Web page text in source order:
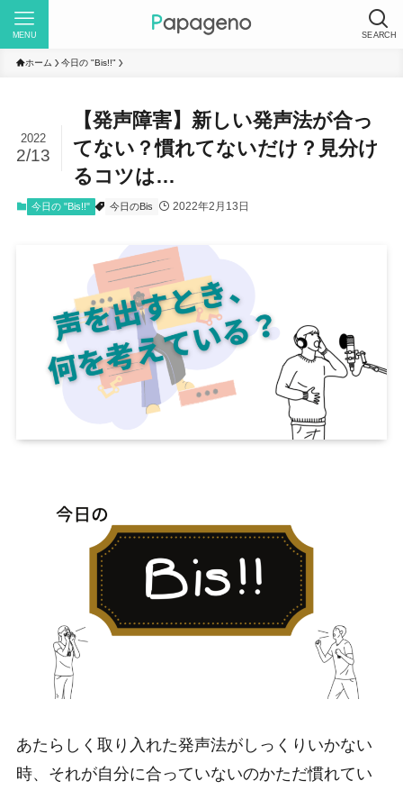
SEARCH
MENU
ホーム 今日の "Bis!!"
【発声障害】新しい発声法が合っ
てない？慣れてないだけ？見分け
るコツは…
2022
2/13
今日の "Bis!!" 今日のBis 2022年2月13日
あたらしく取り入れた発声法がしっくりいかない
時、それが自分に合っていないのかただ慣れてい